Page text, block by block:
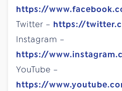
https://
Twitter – https://
Instagram –
https://
YouTube –
https://